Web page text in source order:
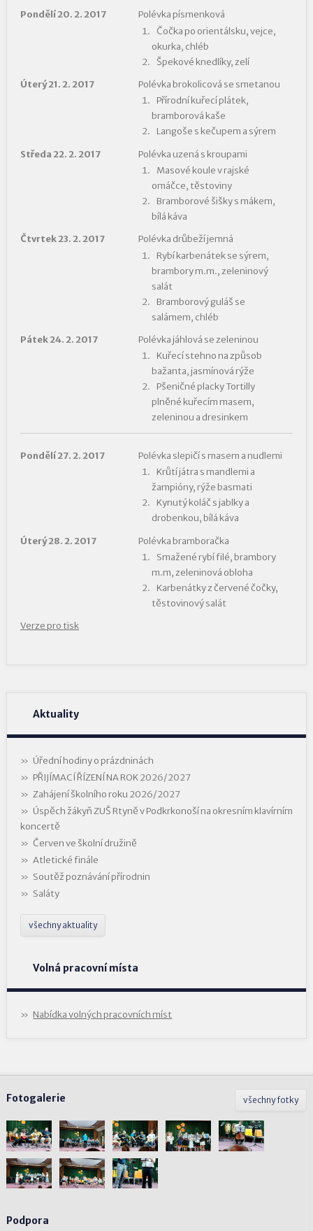
Pondělí 20. 2. 2017
Polévka písmenková
Čočka po orientálsku, vejce,
okurka, chléb
Špekové knedlíky, zelí
Úterý 21. 2. 2017
Polévka brokolicová se smetanou
Přírodní kuřecí plátek,
bramborová kaše
Langoše s kečupem a sýrem
Středa 22. 2. 2017
Polévka uzená s kroupami
Masové koule v rajské
omáčce, těstoviny
Bramborové šišky s mákem,
bílá káva
Čtvrtek 23. 2. 2017
Polévka drůbeží jemná
Rybí karbenátek se sýrem,
brambory m.m., zeleninový
salát
Bramborový guláš se
salámem, chléb
Pátek 24. 2. 2017
Polévka jáhlová se zeleninou
Kuřecí stehno na způsob
bažanta, jasmínová rýže
Pšeničné placky Tortilly
plněné kuřecím masem,
zeleninou a dresinkem
Pondělí 27. 2. 2017
Polévka slepičí s masem a nudlemi
Krůtí játra s mandlemi a
žampióny, rýže basmati
Kynutý koláč s jablky a
drobenkou, bílá káva
Úterý 28. 2. 2017
Polévka bramboračka
Smažené rybí filé, brambory
m.m, zeleninová obloha
Karbenátky z červené čočky,
těstovinový salát
Verze pro tisk
Aktuality
Úřední hodiny o prázdninách
PŘIJÍMACÍ ŘÍZENÍ NA ROK 2026/2027
Zahájení školního roku 2026/2027
Úspěch žákyň ZUŠ Rtyně v Podkrkonoší na okresním klavírním
koncertě
Červen ve školní družině
Atletické finále
Soutěž poznávání přírodnin
Saláty
všechny aktuality
Volná pracovní místa
Nabídka volných pracovních míst
všechny fotky
Fotogalerie
Podpora